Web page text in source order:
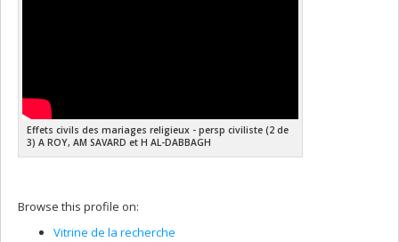
Effets civils des mariages religieux - persp civiliste (2 de
3) A ROY, AM SAVARD et H AL-DABBAGH
Browse this profile on:
Vitrine de la recherche